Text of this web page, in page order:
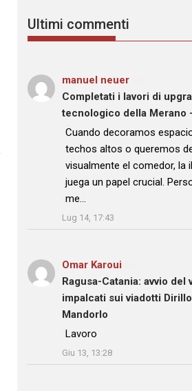
Ultimi commenti
manuel neuer
Completati i lavori di
tecnologico della Merano
: “
Cuando decoramos
techos altos o queremos
visualmente el comedor, la
juega un papel crucial.
me…
Lug 14, 17:43
Omar Karoui
Ragusa-Catania: avvio del
impalcati sui viadotti
Mandorlo
: “Lavoro
Giu 13, 13:28